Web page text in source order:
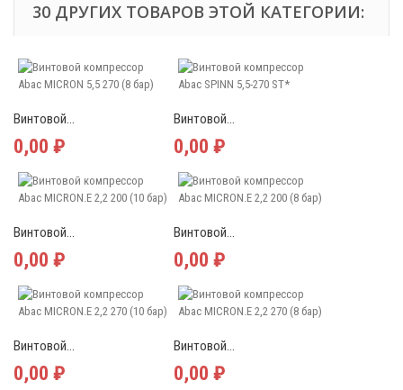
30 ДРУГИХ ТОВАРОВ ЭТОЙ КАТЕГОРИИ:
Винтовой...
0,00 ₽
Винтовой...
0,00 ₽
Винтовой...
0,00 ₽
Винтовой...
0,00 ₽
Винтовой...
0,00 ₽
Винтовой...
0,00 ₽